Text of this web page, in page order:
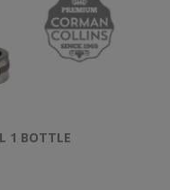
1 BOTTLE